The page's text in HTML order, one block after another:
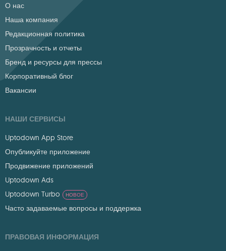
О нас
Наша компания
Редакционная политика
Прозрачность и отчеты
Бренд и ресурсы для прессы
Корпоративный блог
Вакансии
НАШИ СЕРВИСЫ
Uptodown App Store
Опубликуйте приложение
Продвижение приложений
Uptodown Ads
Uptodown Turbo
НОВОЕ
Часто задаваемые вопросы и поддержка
ПРАВОВАЯ ИНФОРМАЦИЯ